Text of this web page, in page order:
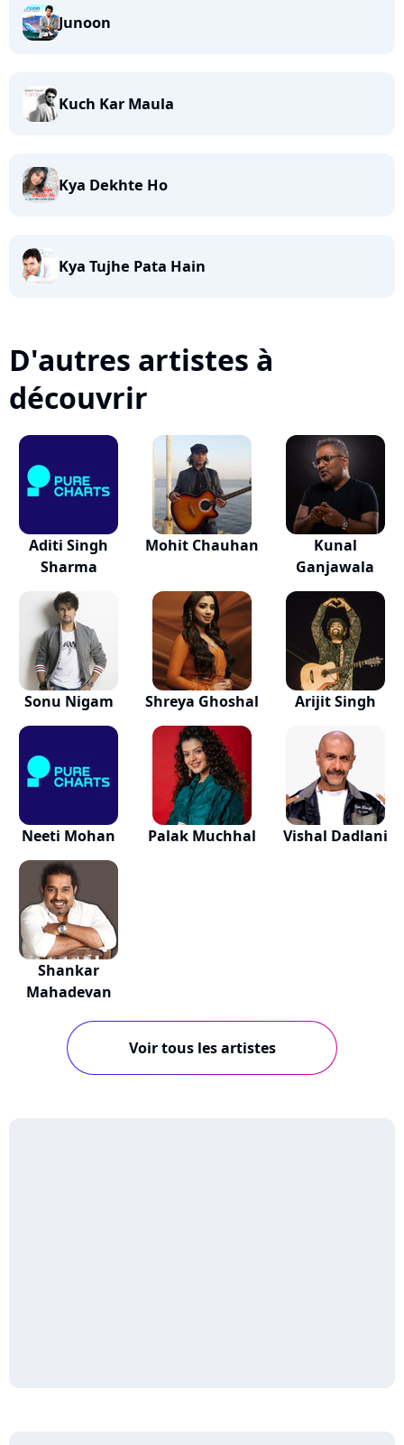
Junoon
Kuch Kar Maula
Kya Dekhte Ho
Kya Tujhe Pata Hain
D'autres artistes à
découvrir
Aditi Singh
Sharma
Mohit Chauhan
Kunal
Ganjawala
Sonu Nigam Shreya Ghoshal Arijit Singh
Neeti Mohan Palak Muchhal Vishal Dadlani
Shankar
Mahadevan
Voir tous les artistes